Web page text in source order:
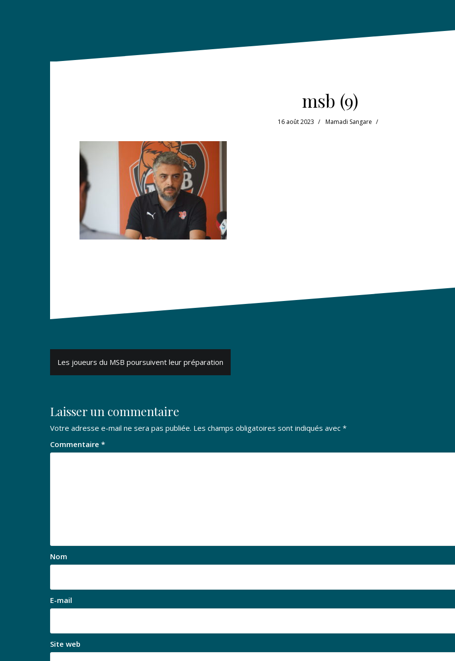
msb (9)
16 août 2023 Mamadi Sangare
Navigation
de
Les joueurs du MSB poursuivent leur préparation
Laisser un commentaire
Votre adresse e-mail ne sera pas publiée. Les champs obligatoires sont indiqués avec *
Commentaire *
Nom
E-mail
Site web